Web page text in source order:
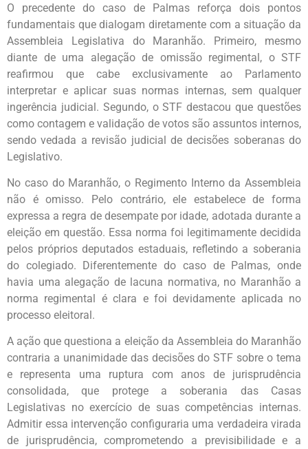
O precedente do caso de Palmas reforça dois pontos
fundamentais que dialogam diretamente com a situação da
Assembleia Legislativa do Maranhão. Primeiro, mesmo
diante de uma alegação de omissão regimental, o STF
reafirmou que cabe exclusivamente ao Parlamento
interpretar e aplicar suas normas internas, sem qualquer
ingerência judicial. Segundo, o STF destacou que questões
como contagem e validação de votos são assuntos internos,
sendo vedada a revisão judicial de decisões soberanas do
Legislativo.
No caso do Maranhão, o Regimento Interno da Assembleia
não é omisso. Pelo contrário, ele estabelece de forma
expressa a regra de desempate por idade, adotada durante a
eleição em questão. Essa norma foi legitimamente decidida
pelos próprios deputados estaduais, refletindo a soberania
do colegiado. Diferentemente do caso de Palmas, onde
havia uma alegação de lacuna normativa, no Maranhão a
norma regimental é clara e foi devidamente aplicada no
processo eleitoral.
A ação que questiona a eleição da Assembleia do Maranhão
contraria a unanimidade das decisões do STF sobre o tema
e representa uma ruptura com anos de jurisprudência
consolidada, que protege a soberania das Casas
Legislativas no exercício de suas competências internas.
Admitir essa intervenção configuraria uma verdadeira virada
de jurisprudência, comprometendo a previsibilidade e a